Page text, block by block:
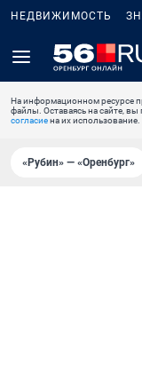
НЕДВИЖИМОСТЬ
На информационном ресурсе
файлы. Оставаясь на сайте, вы
согласиена их использование.
«Рубин» — «Оренбург»